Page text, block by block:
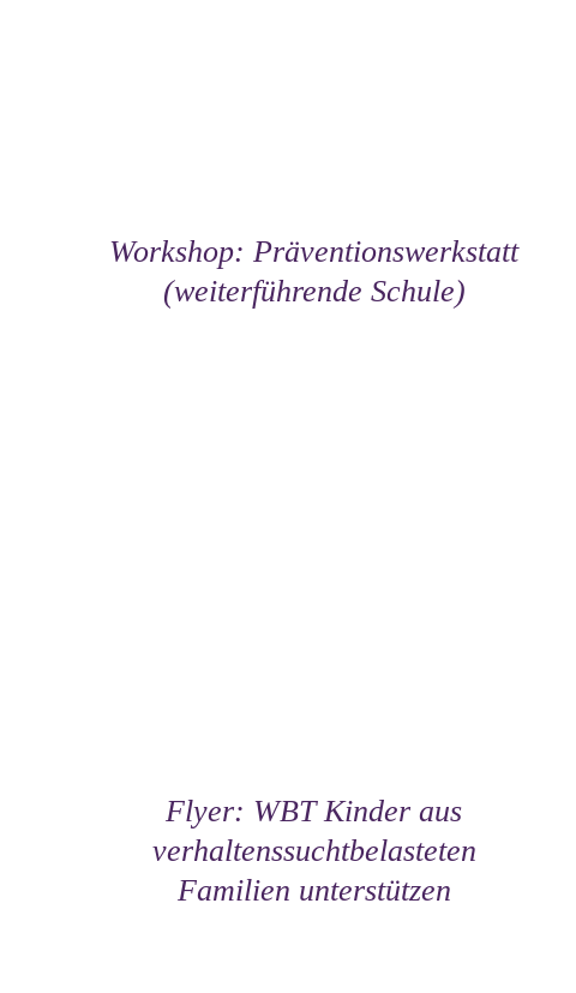
Workshop: Präventionswerkstatt
(weiterführende Schule)
Flyer: WBT Kinder aus
verhaltenssuchtbelasteten
Familien unterstützen